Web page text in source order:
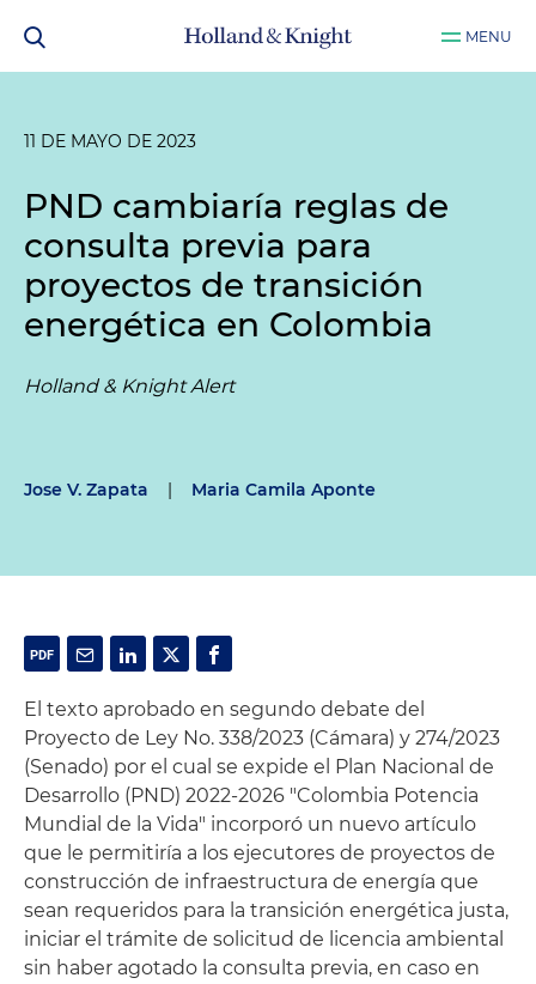
MENU
11 DE MAYO DE 2023
PND cambiaría reglas de
consulta previa para
proyectos de transición
energética en Colombia
Holland & Knight Alert
Jose V. Zapata | Maria Camila Aponte
El texto aprobado en segundo debate del
Proyecto de Ley No. 338/2023 (Cámara) y 274/2023
(Senado) por el cual se expide el Plan Nacional de
Desarrollo (PND) 2022-2026 "Colombia Potencia
Mundial de la Vida" incorporó un nuevo artículo
que le permitiría a los ejecutores de proyectos de
construcción de infraestructura de energía que
sean requeridos para la transición energética justa,
iniciar el trámite de solicitud de licencia ambiental
sin haber agotado la consulta previa, en caso en